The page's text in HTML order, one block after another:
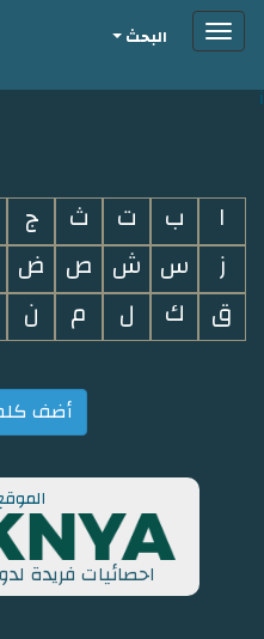
i
Toggleالبحث
ا ب ت ث ج
ز
س ش ص ض
ق
ك ل م ن
أضف
احصائيات فريدة